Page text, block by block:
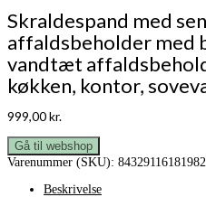
Skraldespand med
affaldsbeholder med
vandtæt
køkken, kontor,
999,00kr.
Gå til webshop
Varenummer (SKU):
Beskrivelse